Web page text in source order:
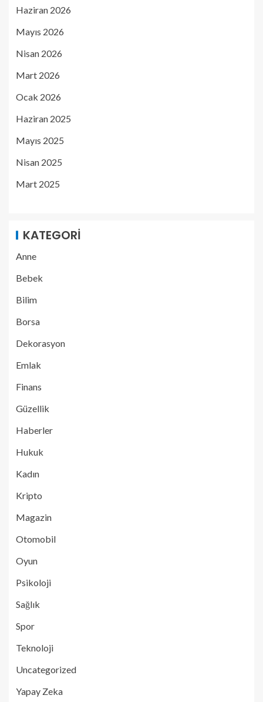
Haziran 2026
Mayıs 2026
Nisan 2026
Mart 2026
Ocak 2026
Haziran 2025
Mayıs 2025
Nisan 2025
Mart 2025
KATEGORI
Anne
Bebek
Bilim
Borsa
Dekorasyon
Emlak
Finans
Güzellik
Haberler
Hukuk
Kadın
Kripto
Magazin
Otomobil
Oyun
Psikoloji
Sağlık
Spor
Teknoloji
Uncategorized
Yapay Zeka